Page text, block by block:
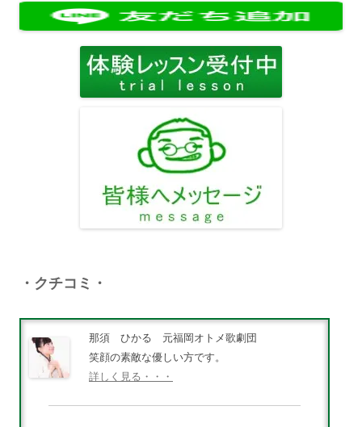
・クチコミ・
那須 ひかる 元福岡オトメ歌劇団
笑顔の素敵な優しい方です。
詳しく見る・・・